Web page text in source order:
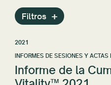
Filtros
2021
INFORMES DE SESIONES Y
Informe de la